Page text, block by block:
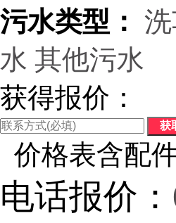
污水类型：
水 其他污水
获得报价：
价格表含配
电话报价：